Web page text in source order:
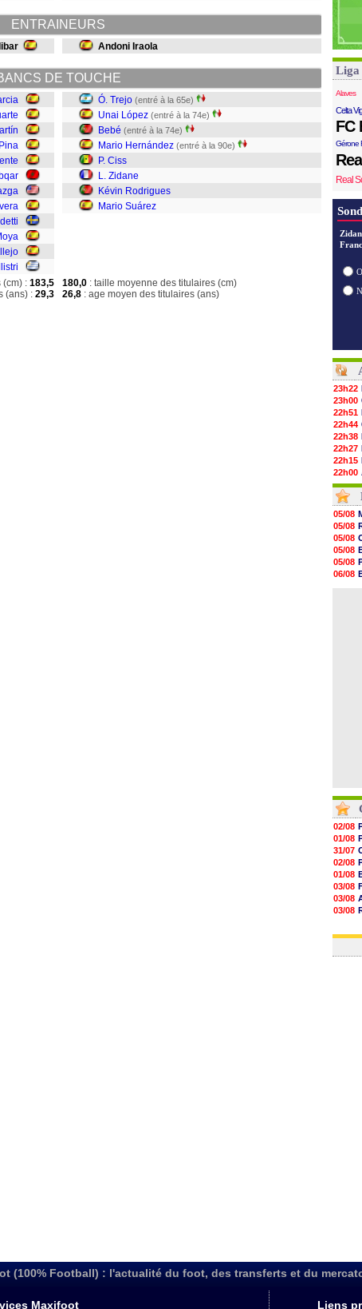
ENTRAINEURS
Andoni Iraola
DE TOUCHE
Pina
Ó. Trejo (entré à la 65e)
Unai López (entré à la 74e)
Bebé (entré à la 74e)
Mario Hernández (entré à la 90e)
P. Ciss
L. Zidane
Kévin Rodrigues
Mario Suárez
(cm) : 183,5
(ans) : 29,3
180,0 : taille moyenne des titulaires (cm)
26,8 : age moyen des titulaires (ans)
Liga
Alaves
Celta
FC
Gérone
Real
23h22
23h00
22h51
22h44
22h38
22h27
22h15
22h00
21h48
21h39
21h26
21h05
20h47
20h30
20h18
20h04
19h47
05/08
05/08
05/08
05/08
05/08
06/08
02/08
01/08
31/07
02/08
01/08
03/08
03/08
03/08
31/07
(100% Football) : l'actualité du foot, des transferts et du
Maxifoot Liens